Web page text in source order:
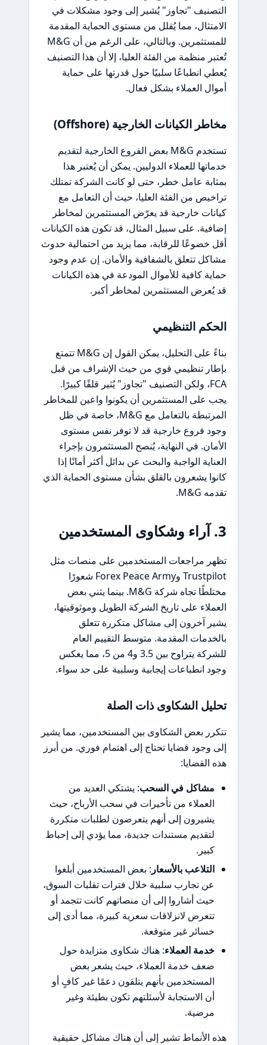
التصنيف "تجاوز" يُشير إلى وجود مشكلات في
الامتثال، مما يُقلل من مستوى الحماية المقدمة
للمستثمرين. وبالتالي، على الرغم من أن M&G
تُعتبر منظمة من الفئة العليا، إلا أن هذا التصنيف
يُعطي انطباعًا سلبيًا حول قدرتها على حماية
أموال العملاء بشكل فعال.
مخاطر الكيانات الخارجية (Offshore)
تستخدم M&G بعض الفروع الخارجية لتقديم
خدماتها للعملاء الدوليين. يمكن أن يُعتبر هذا
بمثابة عامل خطر، حتى لو كانت الشركة تمتلك
تراخيص من الفئة العليا، حيث أن التعامل مع
كيانات خارجية قد يعرّض المستثمرين لمخاطر
إضافية. على سبيل المثال، قد تكون هذه الكيانات
أقل خضوعًا للرقابة، مما يزيد من احتمالية حدوث
مشاكل تتعلق بالشفافية والأمان. إن عدم وجود
حماية كافية للأموال المودعة في هذه الكيانات
قد يُعرض المستثمرين لمخاطر أكبر.
الحكم التنظيمي
بناءً على التحليل، يمكن القول إن M&G تتمتع
بإطار تنظيمي قوي من حيث الإشراف من قبل
FCA، ولكن التصنيف "تجاوز" يُثير قلقًا كبيرًا.
يجب على المستثمرين أن يكونوا واعين للمخاطر
المرتبطة بالتعامل مع M&G، خاصة في ظل
وجود فروع خارجية قد لا توفر نفس مستوى
الأمان. في النهاية، يُنصح المستثمرون بإجراء
العناية الواجبة والبحث عن بدائل أكثر أمانًا إذا
كانوا يشعرون بالقلق بشأن مستوى الحماية الذي
تقدمه M&G.
3. آراء وشكاوى المستخدمين
تظهر مراجعات المستخدمين على منصات مثل
Trustpilot وForex Peace Army شعورًا
مختلطًا تجاه شركة M&G. بينما يثني بعض
العملاء على تاريخ الشركة الطويل وموثوقيتها،
يشير آخرون إلى مشاكل متكررة تتعلق
بالخدمات المقدمة. متوسط التقييم العام
للشركة يتراوح بين 3.5 و4 من 5، مما يعكس
وجود انطباعات إيجابية وسلبية على حد سواء.
تحليل الشكاوى ذات الصلة
تتكرر بعض الشكاوى بين المستخدمين، مما يشير
إلى وجود قضايا تحتاج إلى اهتمام فوري. من أبرز
هذه القضايا:
مشاكل في السحب: يشتكي العديد من
العملاء من تأخيرات في سحب الأرباح، حيث
يشيرون إلى أنهم يتعرضون لطلبات متكررة
لتقديم مستندات جديدة، مما يؤدي إلى إحباط
كبير.
التلاعب بالأسعار : بعض المستخدمين أبلغوا
عن تجارب سلبية خلال فترات تقلبات السوق،
حيث أشاروا إلى أن منصاتهم كانت تتجمد أو
تتعرض لانزلاقات سعرية كبيرة، مما أدى إلى
خسائر غير متوقعة.
خدمة العملاء: هناك شكاوى متزايدة حول
ضعف خدمة العملاء، حيث يشعر بعض
المستخدمين بأنهم يتلقون دعمًا غير كافٍ أو
أن الاستجابة لأسئلتهم تكون بطيئة وغير
مرضية.
هذه الأنماط تشير إلى أن هناك مشاكل حقيقية